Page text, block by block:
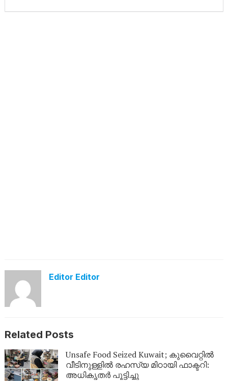
Editor Editor
Related Posts
Unsafe Food Seized Kuwait; കുവൈറ്റിൽ
വീടിനുള്ളിൽ രഹസ്യ മിഠായി ഫാക്ടറി:
അധികൃതർ പൂട്ടിച്ചു